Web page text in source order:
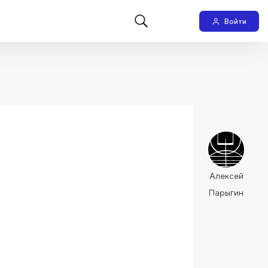
Войти
Алексей
Парыгин